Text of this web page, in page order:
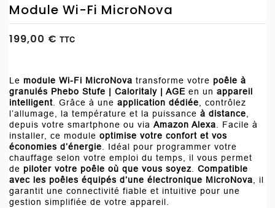
Module Wi-Fi MicroNova
199,00 € TTC
Le module Wi-Fi MicroNova transforme votre poêle à
granulés Phebo Stufe | Caloritaly | AGE en un appareil
intelligent. Grâce à une application dédiée, contrôlez
l’allumage, la température et la puissance à distance,
depuis votre smartphone ou via Amazon Alexa. Facile à
installer, ce module optimise votre confort et vos
économies d’énergie. Idéal pour programmer votre
chauffage selon votre emploi du temps, il vous permet
de piloter votre poêle où que vous soyez. Compatible
avec les poêles équipés d’une électronique MicroNova, il
garantit une connectivité fiable et intuitive pour une
gestion simplifiée de votre appareil.